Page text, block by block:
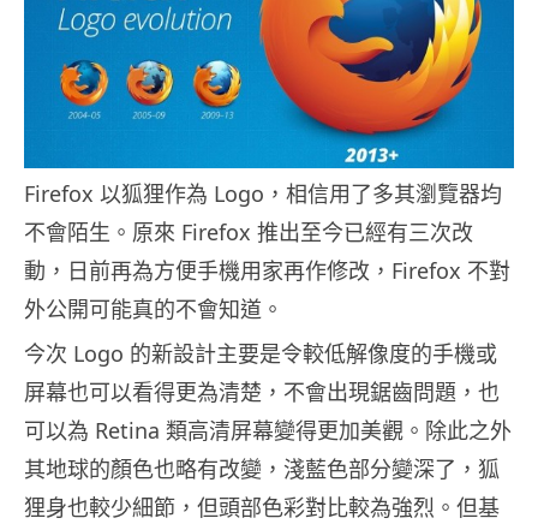
Firefox 以狐狸作為 Logo，相信用了多其瀏覽器均
不會陌生。原來 Firefox 推出至今已經有三次改
動，日前再為方便手機用家再作修改，Firefox 不對
外公開可能真的不會知道。
今次 Logo 的新設計主要是令較低解像度的手機或
屏幕也可以看得更為清楚，不會出現鋸齒問題，也
可以為 Retina 類高清屏幕變得更加美觀。除此之外
其地球的顏色也略有改變，淺藍色部分變深了，狐
狸身也較少細節，但頭部色彩對比較為強烈。但基